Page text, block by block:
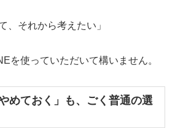
、それから考えたい」
を使っていただいて構いません。
めておく」も、ごく普通の選